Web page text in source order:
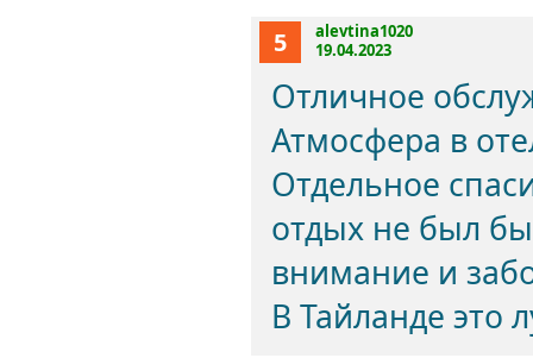
5
alevtina1020
19.04.2023
Отличное
Атмосфера в
Отдельное
отдых не был
внимание и
В Тайланде это